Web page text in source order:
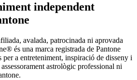
independent
avalada, patrocinada ni aprovada
és una marca registrada de Pantone
a entreteniment, inspiració de disseny i
astrològic professional ni